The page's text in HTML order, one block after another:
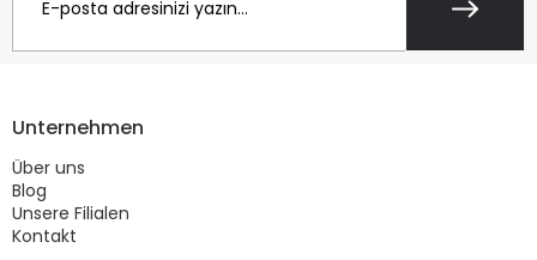
Unternehmen
Über uns
Blog
Unsere Filialen
Kontakt